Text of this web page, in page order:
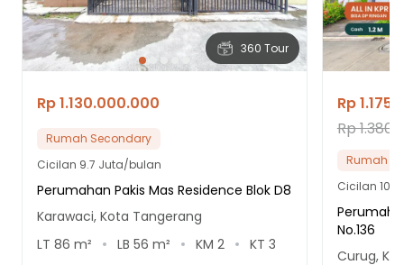
360 Tour
Rp 1.130.000.000
Rumah Secondary
Cicilan 9.7 Juta/bulan
Perumahan Pakis Mas Residence Blok D8
Karawaci, Kota Tangerang
LT 86 m² LB 56 m² KM 2 KT 3
Rp
Rp
Rumah
Cicilan 10
No.136
Curug,